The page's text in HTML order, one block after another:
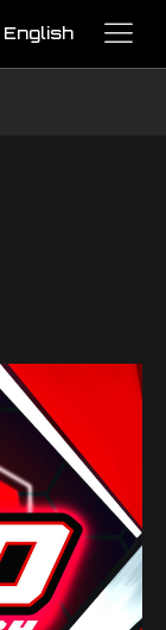
English